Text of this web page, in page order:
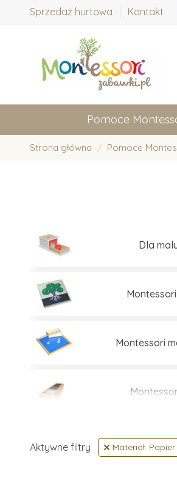
Sprzedaż hurtowa Kontakt
Pomoce
Strona główna Pomoce
Dla
Montessori
Montessori
Aktywne filtry Materiał: Papier